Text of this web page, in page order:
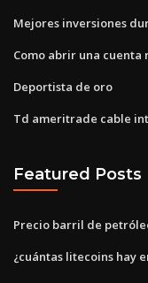
Mejores inversiones
Como abrir una cuenta
Deportista de oro
Td ameritrade cable
Featured Posts
Precio barril de
¿cuántas litecoins hay